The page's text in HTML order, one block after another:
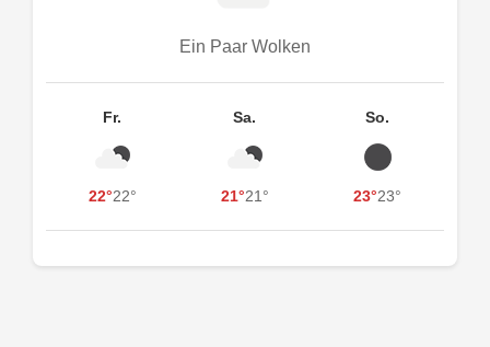
Ein Paar Wolken
Fr.
22°22°
Sa.
21°21°
So.
23°23°